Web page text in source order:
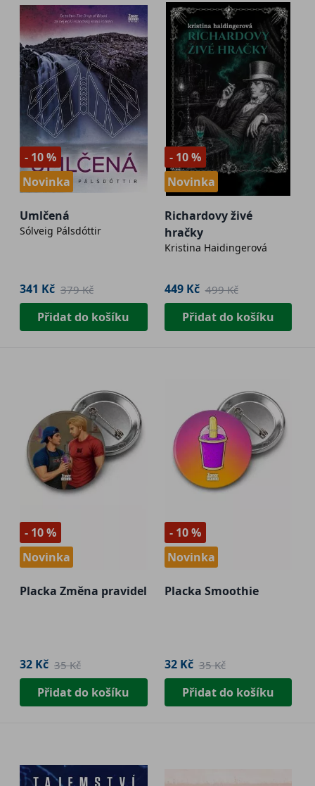
- 10 %
Novinka
Umlčená
Sólveig Pálsdóttir
341 Kč 379 Kč
Přidat do košíku
- 10 %
Novinka
Richardovy živé
hračky
Kristina Haidingerová
449 Kč 499 Kč
Přidat do košíku
- 10 %
Novinka
Placka Změna pravidel
32 Kč 35 Kč
Přidat do košíku
- 10 %
Novinka
Placka Smoothie
32 Kč 35 Kč
Přidat do košíku